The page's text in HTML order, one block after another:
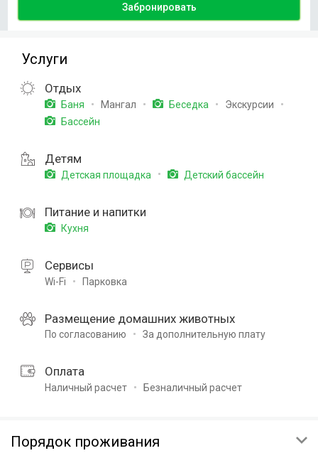
Забронировать
Услуги
Отдых
Баня Мангал Беседка
Экскурсии
Бассейн
Детям
Детская площадка Детский бассейн
Питание и напитки
Кухня
Сервисы
Wi-Fi Парковка
Размещение домашних животных
По согласованию За дополнительную плату
Оплата
Наличный расчет Безналичный расчет
Порядок проживания